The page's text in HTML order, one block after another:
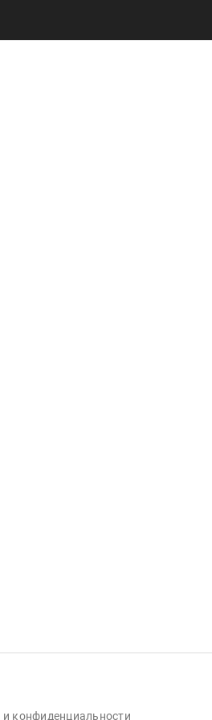
и конфиденциальности